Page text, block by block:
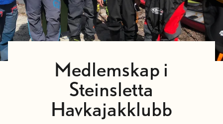
Medlemskap i
Steinsletta
Havkajakklubb